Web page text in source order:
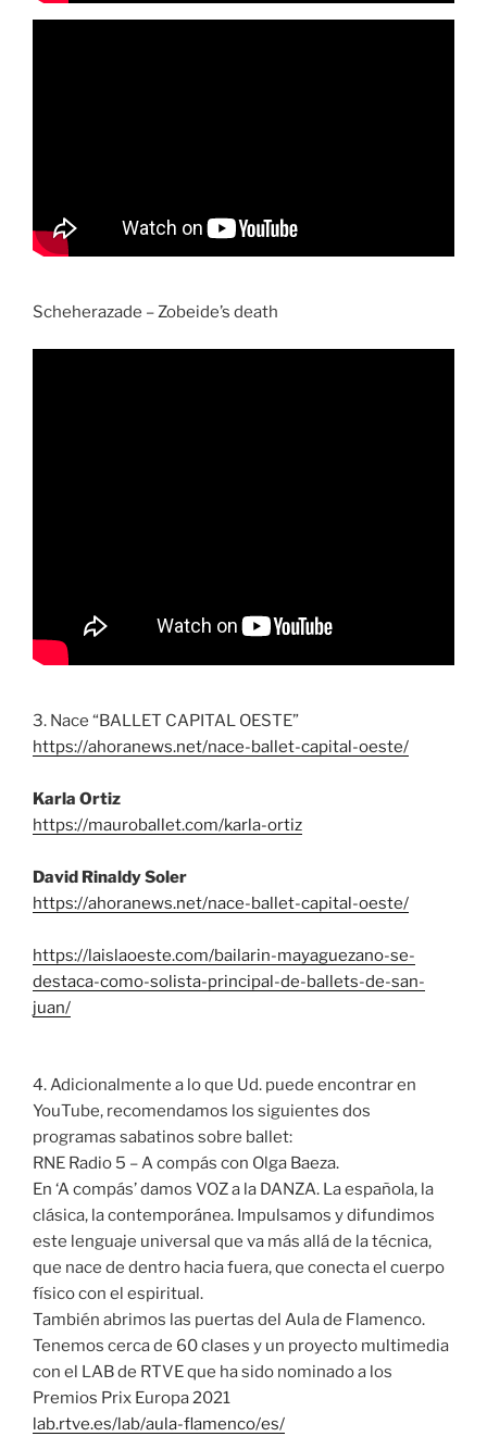
Scheherazade – Zobeide’s death
3. Nace “BALLET CAPITAL OESTE”
https://ahoranews.net/nace-ballet-capital-oeste/
Karla Ortiz
https://mauroballet.com/karla-ortiz
David Rinaldy Soler
https://ahoranews.net/nace-ballet-capital-oeste/
https://laislaoeste.com/bailarin-mayaguezano-se-
destaca-como-solista-principal-de-ballets-de-san-
juan/
4. Adicionalmente a lo que Ud. puede encontrar en
YouTube, recomendamos los siguientes dos
programas sabatinos sobre ballet:
RNE Radio 5 – A compás con Olga Baeza.
En ‘A compás’ damos VOZ a la DANZA. La española, la
clásica, la contemporánea. Impulsamos y difundimos
este lenguaje universal que va más allá de la técnica,
que nace de dentro hacia fuera, que conecta el cuerpo
físico con el espiritual.
También abrimos las puertas del Aula de Flamenco.
Tenemos cerca de 60 clases y un proyecto multimedia
con el LAB de RTVE que ha sido nominado a los
Premios Prix Europa 2021
lab.rtve.es/lab/aula-flamenco/es/